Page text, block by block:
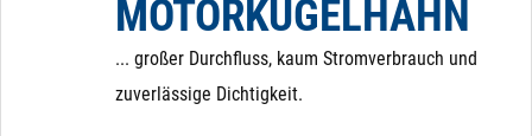
Feder in eine andere Richtung wirkt.
MOTORKUGELHAHN
... großer Durchfluss, kaum Stromverbrauch und
zuverlässige Dichtigkeit.